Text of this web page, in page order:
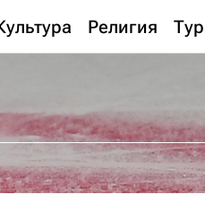
Религия